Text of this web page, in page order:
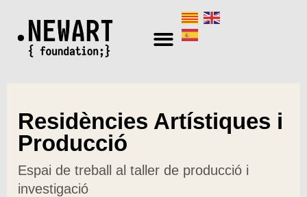
contenido
Residències Artístiques i
Producció
Espai de treball al taller de producció i
investigació